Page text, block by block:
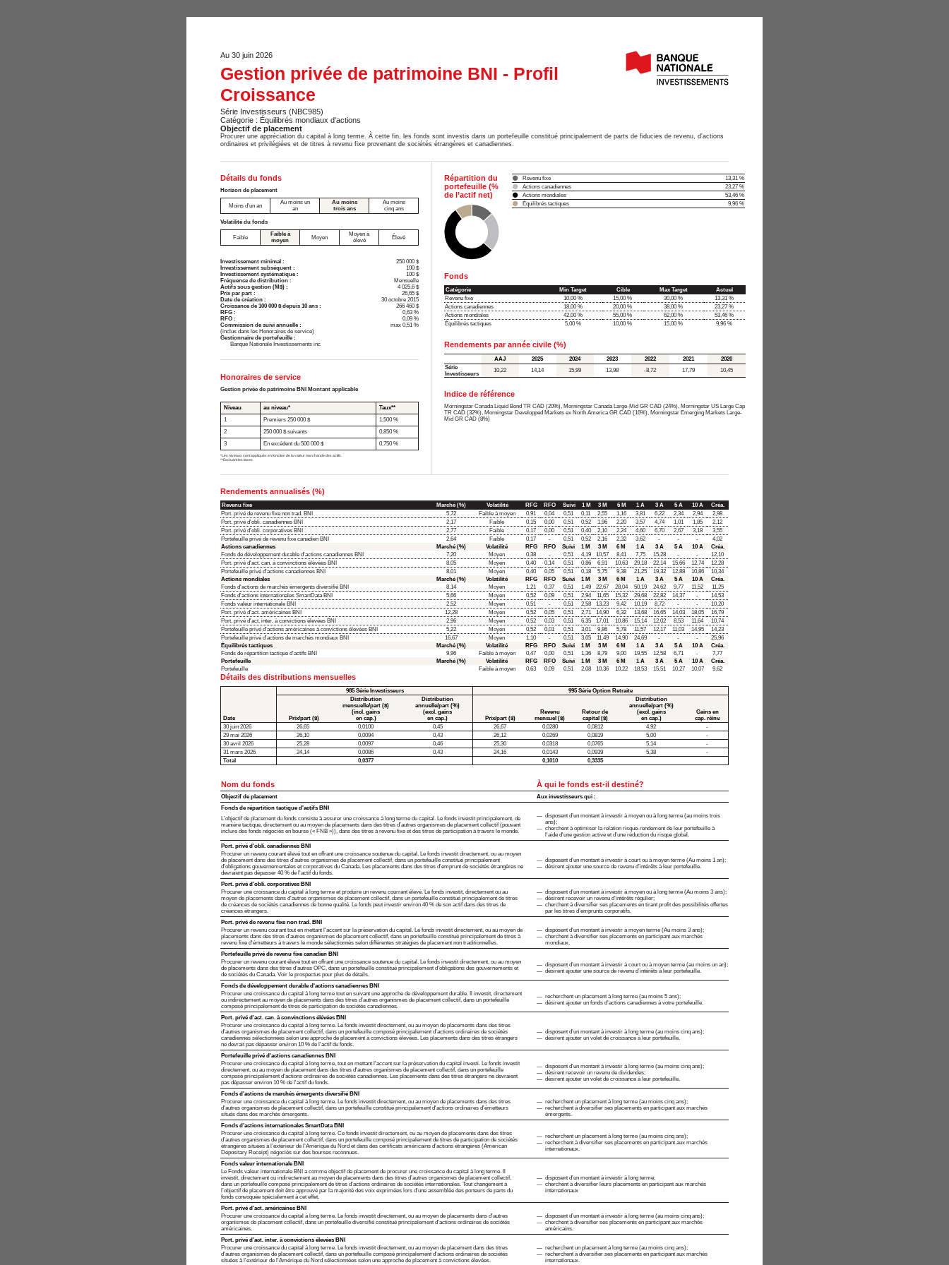
Au 30 juin 2026
Gestion privée de patrimoine BNI - Profil
Croissance
Série Investisseurs (NBC985)
Catégorie : Équilibrés mondiaux d'actions
Objectif de placement
Procurer une appréciation du capital à long terme. À cette fin, les fonds sont investis dans un portefeuille constitué principalement de parts de fiducies de revenu, d'actions
ordinaires et privilégiées et de titres à revenu fixe provenant de sociétés étrangères et canadiennes.
Détails du fonds
Horizon de placement
Moins d'un an
Au moins un
an
Au moins
trois ans
Au moins
cinq ans
Volatilité du fonds
Faible
Faible à
moyen
Moyen
Moyen à
élevé
Élevé
Investissement minimal :
250 000 $
Investissement subséquent :
100 $
Investissement systématique :
100 $
Fréquence de distribution :
Mensuelle
Actifs sous gestion (M$) :
4 025,6 $
Prix par part :
26,65 $
Date de création :
30 octobre 2015
Croissance de 100 000 $ depuis 10 ans :
266 460 $
RFG :
0,63 %
RFO :
0,09 %
Commission de suivi annuelle :
max 0,51 %
(inclus dans les Honoraires de service)
Gestionnaire de portefeuille :
Banque Nationale Investissements inc
Honoraires de service
Gestion privée de patrimoine BNI Montant applicable
Niveau au niveau*
Taux**
1
Premiers 250 000 $
1,500 %
2
250 000 $ suivants
0,850 %
3
En excédent du 500 000 $ 0,750 %
*Les niveaux sont appliqués en fonction de la valeur marchande des actifs.
**Excluant les taxes
Répartition du
portefeuille (%
de l’actif net)
Revenu fixe
13,31 %
Actions canadiennes
23,27 %
Actions mondiales
53,46 %
Équilibrés tactiques
9,96 %
Fonds
Catégorie Min Target Cible Max Target
Actuel
Revenu fixe
10,00 % 15,00 % 30,00 %
13,31 %
Actions canadiennes
18,00 % 20,00 % 38,00 %
23,27 %
Actions mondiales
42,00 % 55,00 % 62,00 %
53,46 %
Équilibrés tactiques
5,00 % 10,00 % 15,00 % 9,96 %
Rendements par année civile (%)
AAJ 2025 2024 2023 2022 2021
2020
Série
Investisseurs
10,22 14,14 15,99 13,98 -8,72 17,79 10,45
Indice de référence
Morningstar Canada Liquid Bond TR CAD (20%), Morningstar Canada Large-Mid GR CAD (24%), Morningstar US Large Cap
TR CAD (32%), Morningstar Developped Markets ex North America GR CAD (16%), Morningstar Emerging Markets Large-
Mid GR CAD (8%)
Rendements annualisés (%)
Revenu fixe Marché (%) Volatilité RFG RFO Suivi 1 M 3 M 6 M 1 A 3 A 5 A 10 A
Créa.
Port. privé de revenu fixe non trad. BNI
5,72 Faible à moyen 0,91 0,04 0,51 0,11 2,55 1,16 3,81 6,22 2,34 2,94
2,98
Port. privé d'obli. canadiennes BNI
2,17 Faible 0,15 0,00 0,51 0,52 1,96 2,20 3,57 4,74 1,01 1,85
2,12
Port. privé d'obli. corporatives BNI
2,77 Faible 0,17 0,00 0,51 0,40 2,10 2,24 4,60 6,70 2,67 3,18
3,55
Portefeuille privé de revenu fixe canadien BNI
2,64 Faible 0,17 - 0,51 0,52 2,16 2,32 3,62 - - -
4,02
Actions canadiennes
Marché (%) Volatilité RFG RFO Suivi 1 M 3 M 6 M 1 A 3 A 5 A 10 A
Créa.
Fonds de développement durable d'actions canadiennes BNI
7,20 Moyen 0,38 - 0,51 4,19 10,57 8,41 7,75 15,28 - -
12,10
Port. privé d'act. can. à convinctions élévées BNI
8,05 Moyen 0,40 0,14 0,51 0,86 6,91 10,63 29,18 22,14 15,66 12,74
12,28
Portefeuille privé d'actions canadiennes BNI
8,01 Moyen 0,40 0,05 0,51 0,18 5,75 9,38 21,25 19,32 12,88 10,86
10,34
Actions mondiales
Marché (%) Volatilité RFG RFO Suivi 1 M 3 M 6 M 1 A 3 A 5 A 10 A
Créa.
Fonds d'actions de marchés émergents diversifié BNI
8,14 Moyen 1,21 0,37 0,51 1,49 22,67 28,04 50,19 24,62 9,77 11,52
11,25
Fonds d'actions internationales SmartData BNI
5,66 Moyen 0,52 0,09 0,51 2,94 11,65 15,32 29,68 22,82 14,37 -
14,53
Fonds valeur internationale BNI
2,52 Moyen 0,51 - 0,51 2,58 13,23 9,42 10,19 8,72 - -
10,20
Port. privé d'act. américaines BNI
12,28 Moyen 0,52 0,05 0,51 2,71 14,90 6,32 13,68 16,65 14,03 18,05
16,79
Port. privé d'act. inter. à convictions élevées BNI
2,96 Moyen 0,52 0,03 0,51 6,35 17,01 10,86 15,14 12,02 8,53 11,64
10,74
Portefeuille privé d'actions américaines à convictions élevées BNI
5,22 Moyen 0,52 0,01 0,51 3,01 9,86 5,78 11,57 12,17 11,03 14,95
14,23
Portefeuille privé d'actions de marchés mondiaux BNI
16,67 Moyen 1,10 - 0,51 3,05 11,49 14,90 24,69 - - -
25,96
Équilibrés tactiques
Marché (%) Volatilité RFG RFO Suivi 1 M 3 M 6 M 1 A 3 A 5 A 10 A
Créa.
Fonds de répartition tactique d'actifs BNI
9,96 Faible à moyen 0,47 0,00 0,51 1,36 8,79 9,00 19,55 12,58 6,71 -
7,77
Portefeuille
Marché (%) Volatilité RFG RFO Suivi 1 M 3 M 6 M 1 A 3 A 5 A 10 A
Créa.
Portefeuille
Faible à moyen 0,63 0,09 0,51 2,08 10,36 10,22 18,53 15,51 10,27 10,07 9,62
Détails des distributions mensuelles
Date
985 Série Investisseurs 995 Série Option Retraite
Prix/part ($)
Distribution
mensuelle/part ($)
(incl. gains
en cap.)
Distribution
annuelle/part (%)
(excl. gains
en cap.)
Prix/part ($)
Revenu
mensuel ($)
Retour de
capital ($)
Distribution
annuelle/part (%)
(excl. gains
en cap.)
Gains en
cap. réinv.
30 juin 2026
26,65 0,0100 0,45 26,67 0,0280 0,0812 4,92
-
29 mai 2026
26,10 0,0094 0,43 26,12 0,0269 0,0819 5,00
-
30 avril 2026
25,28 0,0097 0,46 25,30 0,0318 0,0765 5,14
-
31 mars 2026
24,14 0,0086 0,43 24,16 0,0143 0,0939 5,38
-
Total
0,0377 0,1010 0,3335
Nom du fonds À qui le fonds est-il destiné?
Objectif de placement
Aux investisseurs qui :
Fonds de répartition tactique d'actifs BNI
L’objectif de placement du fonds consiste à assurer une croissance à long terme du capital. Le fonds investit principalement, de
manière tactique, directement ou au moyen de placements dans des titres d’autres organismes de placement collectif (pouvant
inclure des fonds négociés en bourse (« FNB »)), dans des titres à revenu fixe et des titres de participation à travers le monde.
disposent d’un montant à investir à moyen ou à long terme (au moins trois
ans);
cherchent à optimiser la relation risque-rendement de leur portefeuille à
l'aide d'une gestion active et d'une réduction du risque global.
Port. privé d'obli. canadiennes BNI
Procurer un revenu courant élevé tout en offrant une croissance soutenue du capital. Le fonds investit directement, ou au moyen
de placement dans des titres d'autres organismes de placement collectif, dans un portefeuille constitué principalement
d'obligations gouvernementales et corporatives du Canada. Les placements dans des titres d'emprunt de sociétés étrangères ne
devraient pas dépasser 40 % de l'actif du fonds.
disposent d’un montant à investir à court ou à moyen terme (Au moins 1 an);
désirent ajouter une source de revenu d’intérêts à leur portefeuille.
Port. privé d'obli. corporatives BNI
Procurer une croissance du capital à long terme et produire un revenu courrant élevé. Le fonds investit, directement ou au
moyen de placements dans d'autres organismes de placement collectif, dans un portefeuille constitué principalement de titres
de créances de sociétés canadiennes de bonne qualité. Le fonds peut investir environ 40 % de son actif dans des titres de
créances étrangers.
disposent d’un montant à investir à moyen ou à long terme (Au moins 3 ans);
désirent recevoir un revenu d’intérêts régulier;
cherchent à diversifier ses placements en tirant profit des possibilités offertes
par les titres d’emprunts corporatifs.
Port. privé de revenu fixe non trad. BNI
Procurer un revenu courant tout en mettant l'accent sur la préservation du capital. Le fonds investit directement, ou au moyen de
placements dans des titres d'autres organismes de placement collectif, dans un portefeuille constitué principalement de titres à
revenu fixe d'émetteurs à travers le monde sélectionnés selon différentes stratégies de placement non traditionnelles.
disposent d'un montant à investir à moyen terme (Au moins 3 ans);
cherchent à diversifier ses placements en participant aux marchés
mondiaux.
Portefeuille privé de revenu fixe canadien BNI
Procurer un revenu courant élevé tout en offrant une croissance soutenue du capital. Le fonds investit directement, ou au moyen
de placements dans des titres d’autres OPC, dans un portefeuille constitué principalement d’obligations des gouvernements et
de sociétés du Canada. Voir le prospectus pour plus de détails.
disposent d’un montant à investir à court ou à moyen terme (au moins un an);
désirent ajouter une source de revenu d’intérêts à leur portefeuille.
Fonds de développement durable d'actions canadiennes BNI
Procurer une croissance du capital à long terme tout en suivant une approche de développement durable. Il investit, directement
ou indirectement au moyen de placements dans des titres d’autres organismes de placement collectif, dans un portefeuille
composé principalement de titres de participation de sociétés canadiennes.
recherchent un placement à long terme (au moins 5 ans);
désirent ajouter un fonds d’actions canadiennes à votre portefeuille.
Port. privé d'act. can. à convinctions élévées BNI
Procurer une croissance du capital à long terme. Le fonds investit directement, ou au moyen de placements dans des titres
d'autres organismes de placement collectif, dans un portefeuille composé principalement d'actions ordinaires de sociétés
canadiennes sélectionnées selon une approche de placement à convictions élevées. Les placements dans des titres étrangers
ne devrait pas dépasser environ 10 % de l'actif du fonds.
disposent d’un montant à investir à long terme (au moins cinq ans);
désirent ajouter un volet de croissance à leur portefeuille.
Portefeuille privé d'actions canadiennes BNI
Procurer une croissance du capital à long terme, tout en mettant l'accent sur la préservation du capital investi. Le fonds investit
directement, ou au moyen de placement dans des titres d'autres organismes de placement collectif, dans un portefeuille
composé principalement d'actions ordinaires de sociétés canadiennes. Les placements dans des titres étrangers ne devraient
pas dépasser environ 10 % de l'actif du fonds.
disposent d'un montant à investir à long terme (au moins cinq ans);
désirent recevoir un revenu de dividendes;
désirent ajouter un volet de croissance à leur portefeuille.
Fonds d'actions de marchés émergents diversifié BNI
Procurer une croissance du capital à long terme. Le fonds investit directement, ou au moyen de placements dans des titres
d'autres organismes de placement collectif, dans un portefeuille constitué principalement d'actions ordinaires d'émetteurs
situés dans des marchés émergents.
recherchent un placement à long terme (au moins cinq ans);
recherchent à diversifier ses placements en participant aux marchés
émergents.
Fonds d'actions internationales SmartData BNI
Procurer une croissance du capital à long terme. Ce fonds investit directement, ou au moyen de placements dans des titres
d’autres organismes de placement collectif, dans un portefeuille composé principalement de titres de participation de sociétés
étrangères situées à l’extérieur de l’Amérique du Nord et dans des certificats américains d’actions étrangères (American
Depositary Receipt) négociés sur des bourses reconnues.
recherchent un placement à long terme (au moins cinq ans);
recherchent à diversifier ses placements en participant aux marchés
internationaux.
Fonds valeur internationale BNI
Le Fonds valeur internationale BNI a comme objectif de placement de procurer une croissance du capital à long terme. Il
investit, directement ou indirectement au moyen de placements dans des titres d’autres organismes de placement collectif,
dans un portefeuille composé principalement de titres d’actions ordinaires de sociétés internationales. Tout changement à
l’objectif de placement doit être approuvé par la majorité des voix exprimées lors d’une assemblée des porteurs de parts du
fonds convoquée spécialement à cet effet.
disposent d’un montant à investir à long terme;
cherchent à diversifier leurs placements en participant aux marchés
internationaux
Port. privé d'act. américaines BNI
Procurer une croissance du capital à long terme. Le fonds investit directement, ou au moyen de placements dans d'autres
organismes de placement collectif, dans un portefeuille diversifié constitué principalement d'actions ordinaires de sociétés
américaines.
disposent d’un montant à investir à long terme (au moins cinq ans);
cherchent à diversifier ses placements en participant aux marchés
américains.
Port. privé d'act. inter. à convictions élevées BNI
Procurer une croissance du capital à long terme. Le fonds investit directement, ou au moyen de placement dans des titres
d'autres organismes de placement collectif, dans un portefeuille composé principalement d'actions ordinaires de sociétés
situées à l'extérieur de l'Amérique du Nord sélectionnées selon une approche de placement à convictions élevées.
recherchent un placement à long terme (au moins cinq ans);
recherchent à diversifier ses placements en participant aux marchés
internationaux.